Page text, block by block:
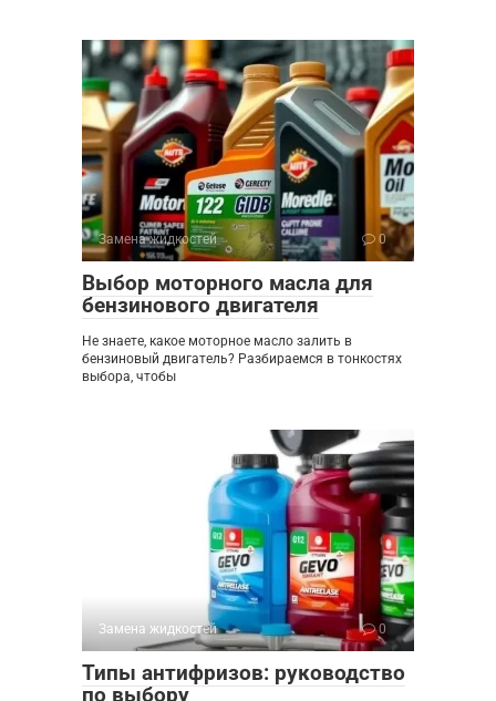
Замена жидкостей 0
Выбор моторного масла для
бензинового двигателя
Не знаете, какое моторное масло залить в
бензиновый двигатель? Разбираемся в тонкостях
выбора, чтобы
Замена жидкостей 0
Типы антифризов: руководство
по выбору